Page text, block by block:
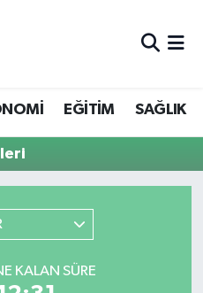
EĞİTİM SAĞLIK
KALAN SÜRE